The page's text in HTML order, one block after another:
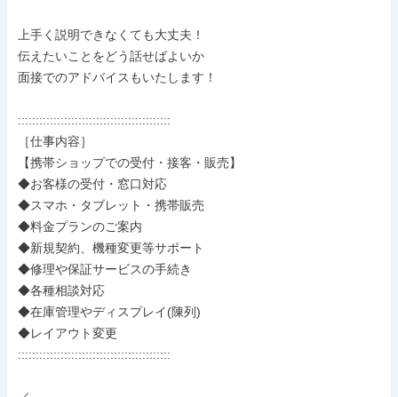
上手く説明できなくても大丈夫！
伝えたいことをどう話せばよいか
面接でのアドバイスもいたします！
:::::::::::::::::::::::::::::::::::::::::::
［仕事内容］
【携帯ショップでの受付・接客・販売】
◆お客様の受付・窓口対応
◆スマホ・タブレット・携帯販売
◆料金プランのご案内
◆新規契約、機種変更等サポート
◆修理や保証サービスの手続き
◆各種相談対応
◆在庫管理やディスプレイ(陳列)
◆レイアウト変更
:::::::::::::::::::::::::::::::::::::::::::